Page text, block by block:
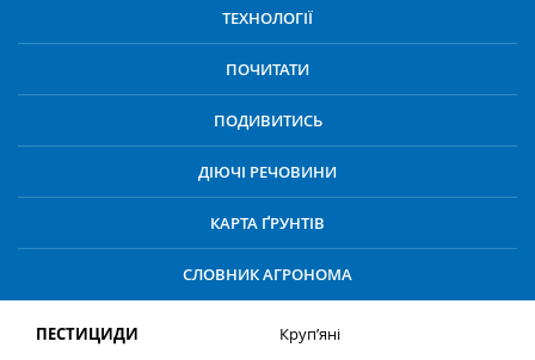
ТЕХНОЛОГІЇ
ПОЧИТАТИ
ПОДИВИТИСЬ
ДІЮЧІ РЕЧОВИНИ
КАРТА ҐРУНТІВ
СЛОВНИК АГРОНОМА
ПЕСТИЦИДИ
Круп’яні